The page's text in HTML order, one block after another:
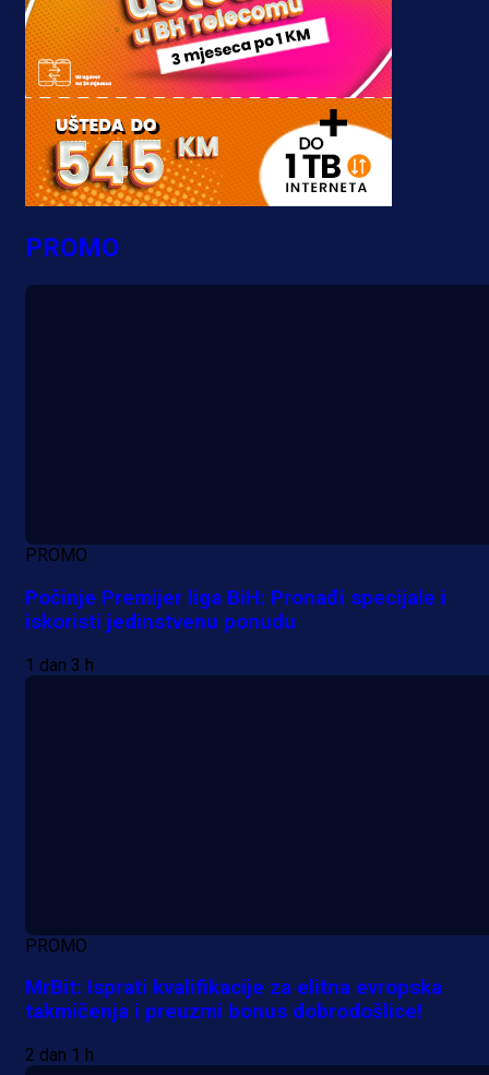
PROMO
PROMO
Počinje Premijer liga BiH: Pronađi specijale i
iskoristi jedinstvenu ponudu
1 dan 3 h
PROMO
MrBit: Isprati kvalifikacije za elitna evropska
takmičenja i preuzmi bonus dobrodošlice!
2 dan 1 h